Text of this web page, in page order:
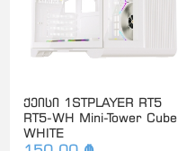
ქეისი 1STPLAYER RT5
RT5-WH Mini-Tower Cube
WHITE